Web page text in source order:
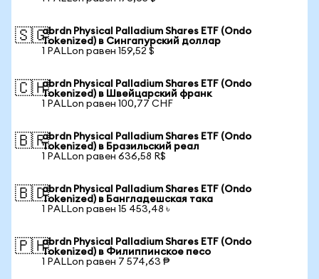
🇸🇬abrdn Physical Palladium Shares ETF (Ondo
Tokenized) в Сингапурский доллар
1 PALLon равен 159,52 $
🇨🇭abrdn Physical Palladium Shares ETF (Ondo
Tokenized) в Швейцарский франк
1 PALLon равен 100,77 CHF
🇧🇷abrdn Physical Palladium Shares ETF (Ondo
Tokenized) в Бразильский реал
1 PALLon равен 636,58 R$
🇧🇩abrdn Physical Palladium Shares ETF (Ondo
Tokenized) в Бангладешская така
1 PALLon равен 15 453,48 ৳
🇵🇭abrdn Physical Palladium Shares ETF (Ondo
Tokenized) в Филиппинское песо
1 PALLon равен 7 574,63 ₱